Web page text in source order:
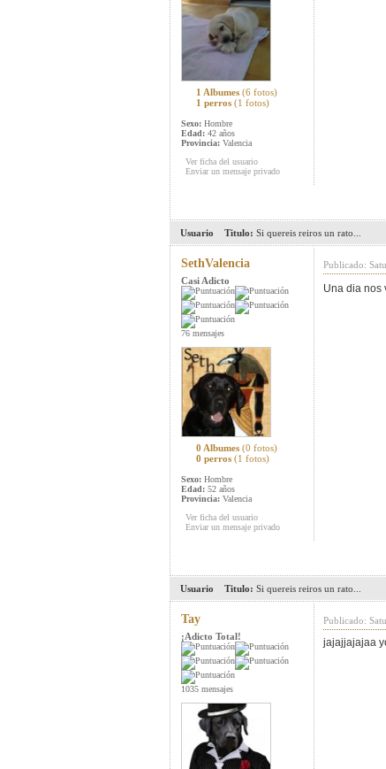
1 Albumes (6 fotos)
1 perros (1 fotos)
Sexo: Hombre
Edad: 42 años
Provincia: Valencia
Ver ficha del usuario
Enviar un mensaje privado
Usuario Titulo: Si quereis reiros un rato...
SethValencia
Casi Adicto
76 mensajes
0 Albumes (0 fotos)
0 perros (1 fotos)
Sexo: Hombre
Edad: 52 años
Provincia: Valencia
Ver ficha del usuario
Enviar un mensaje privado
Publicado:
Una dia nos
Usuario Titulo: Si quereis reiros un rato...
Tay
¡Adicto Total!
1035 mensajes
Publicado:
jajajjajajaa